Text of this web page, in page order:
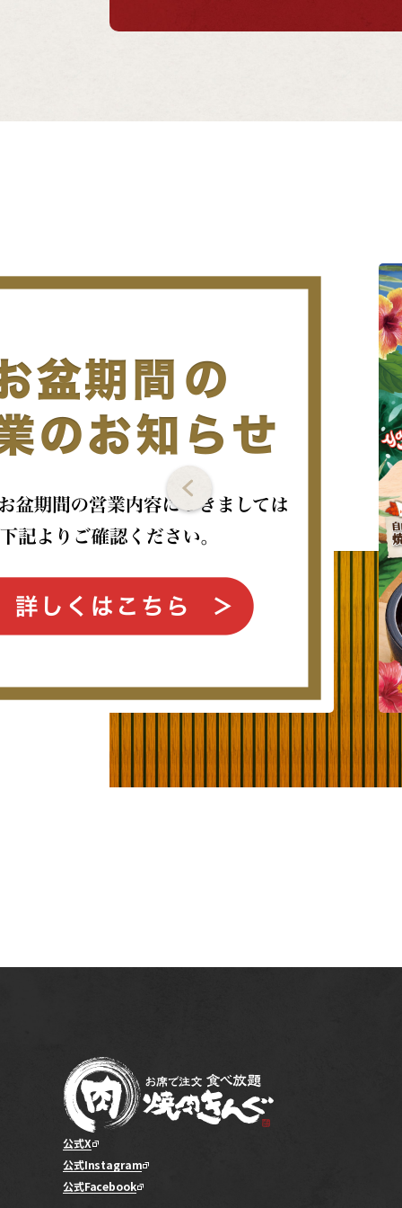
公式X
公式Instagram
公式Facebook